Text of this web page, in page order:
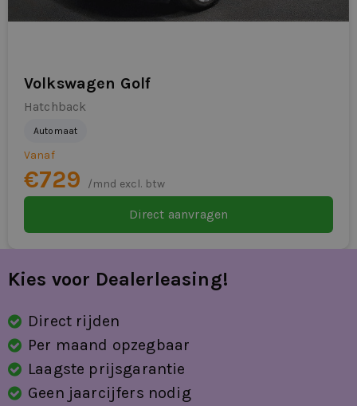
Volkswagen Golf
Hatchback
Automaat
Vanaf
€729 /mnd excl. btw
Direct aanvragen
Kies voor Dealerleasing!
Direct rijden
Per maand opzegbaar
Laagste prijsgarantie
Geen jaarcijfers nodig